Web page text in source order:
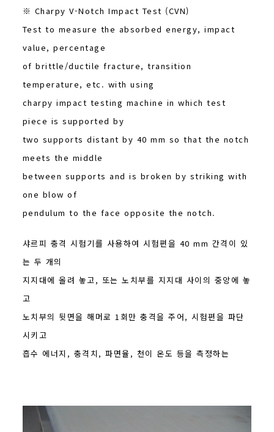
※ Charpy V-Notch Impact Test (CVN)
Test to measure the absorbed energy, impact
value, percentage
of brittle/ductile fracture, transition
temperature, etc. with using
charpy impact testing machine in which test
piece is supported by
two supports distant by 40 mm so that the notch
meets the middle
between supports and is broken by striking with
one blow of
pendulum to the face opposite the notch.
샤르피 충격 시험기를 사용하여 시험편을 40 mm 간격이 있
는 두 개의
지지대에 올려 놓고, 또는 노치부를 지지대 사이의 중앙에 놓
고
노치부의 뒷면을 해머로 1회만 충격을 주어, 시험편을 파단
시키고
흡수 에너지, 충격치, 파면율, 천이 온도 등을 측정하는